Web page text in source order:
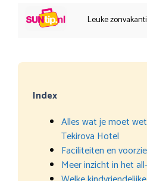
Leuke
Index
Alles wat je moet
Tekirova Hotel
Faciliteiten en
Meer inzicht in het